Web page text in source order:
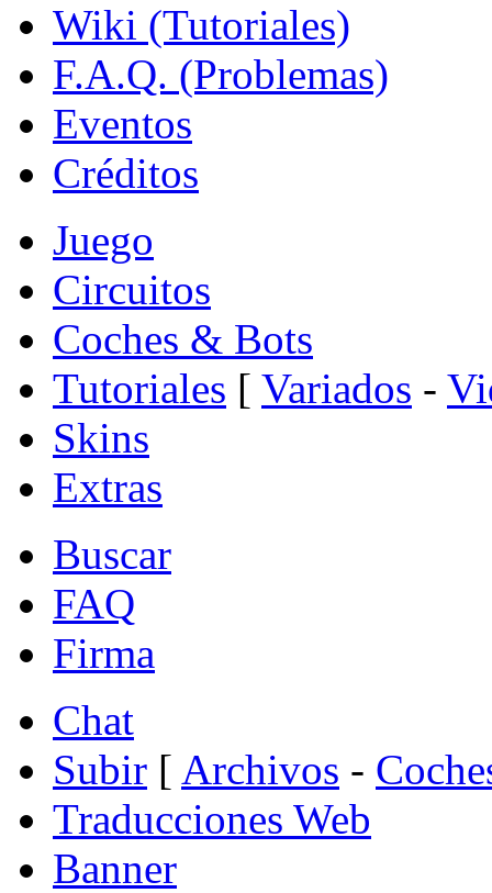
Wiki (Tutoriales)
F.A.Q. (Problemas)
Eventos
Créditos
Juego
Circuitos
Coches & Bots
Tutoriales [ Variados -
Skins
Extras
Buscar
FAQ
Firma
Chat
Subir [ Archivos -
Traducciones Web
Banner